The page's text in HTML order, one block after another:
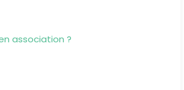
association ?